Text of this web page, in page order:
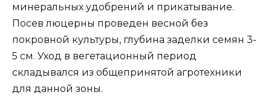
минеральных удобрений и прикатывание.
Посев люцерны проведен весной без
покровной культуры, глубина заделки семян 3-
5 см. Уход в вегетационный период
складывался из общепринятой агротехники
для данной зоны.